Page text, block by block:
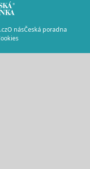
O násČeská poradna